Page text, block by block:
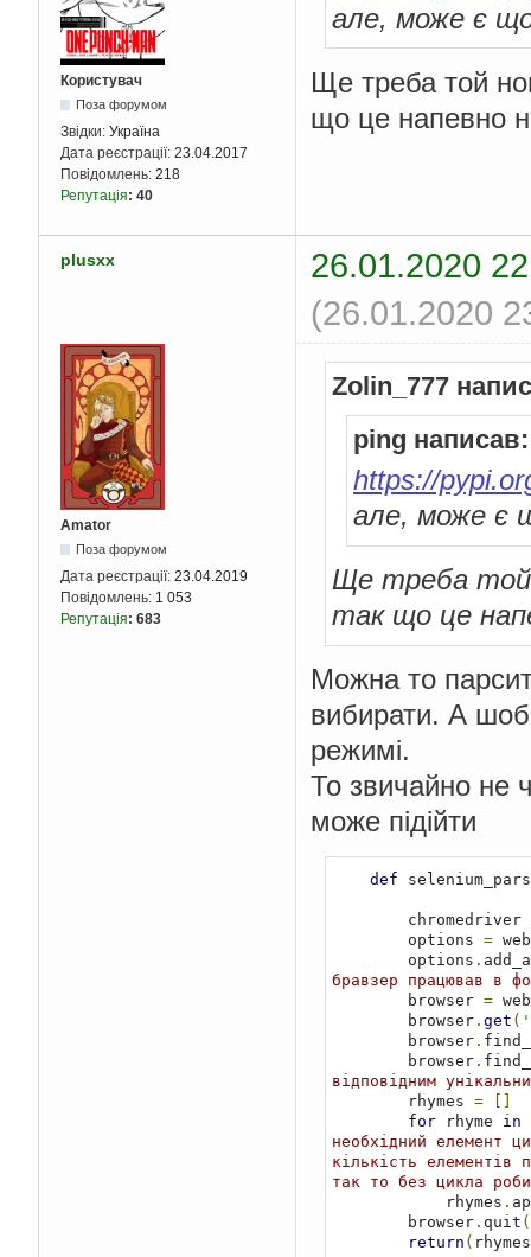
Користувач
Поза форумом
Звідки: Україна
Дата реєстрації: 23.04.2017
Повідомлень: 218
Репутація: 40
але, може є
Ще треба той
що це напевно
plusxx
26.01.2020
(26.01.2020
Amator
Поза форумом
Дата реєстрації: 23.04.2019
Повідомлень: 1 053
Репутація: 683
Zolin_777
ping написав:
https://
але, може є
Ще треба той
так що це
Можна то
вибирати. А
режимі.
То звичайно не
може підійти
def
        chromedriver
        options
=
        options
.
бравзер працював в
        browser
=
        browser
. get (
        browser
.
        browser
.
відповідним
        rhymes
=
[]
for rhyme in
необхідний елемент
кількість елементів
так то без цикла
            rhymes
.
        browser
. quit
return ( rhymes